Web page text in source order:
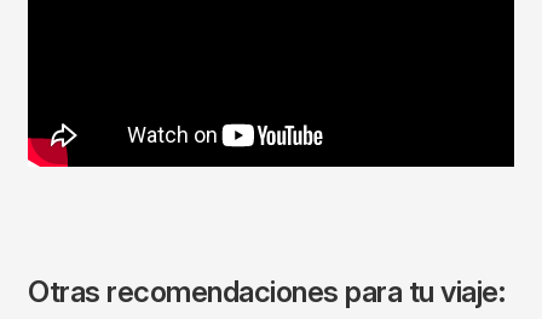
Otras recomendaciones para tu viaje: